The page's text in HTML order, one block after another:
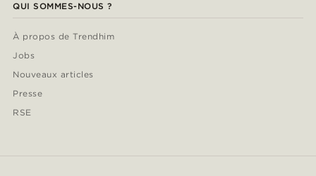
QUI SOMMES-NOUS ?
À propos de Trendhim
Jobs
Nouveaux articles
Presse
RSE